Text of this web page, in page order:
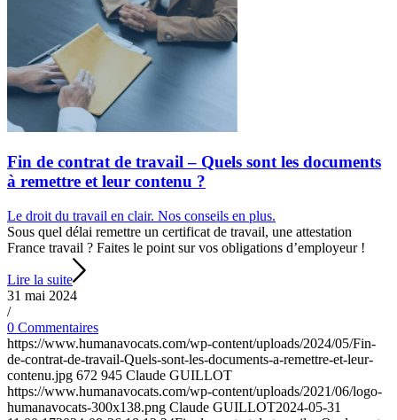
Fin de contrat de travail – Quels sont les documents
à remettre et leur contenu ?
Le droit du travail en clair. Nos conseils en plus.
Sous quel délai remettre un certificat de travail, une attestation
France travail ? Faites le point sur vos obligations d’employeur !
Lire la suite
31 mai 2024
/
0 Commentaires
https://www.humanavocats.com/wp-content/uploads/2024/05/Fin-
de-contrat-de-travail-Quels-sont-les-documents-a-remettre-et-leur-
contenu.jpg 672 945 Claude GUILLOT
https://www.humanavocats.com/wp-content/uploads/2021/06/logo-
humanavocats-300x138.png Claude GUILLOT2024-05-31